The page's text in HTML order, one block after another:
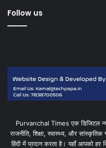
Follow us
Purvanchal Times एक डिजिटल न्यूज़
राजनीति, शिक्षा, स्वास्थ्य, और
हिंदी में प्रदान करता है। यहाँ आपको हर